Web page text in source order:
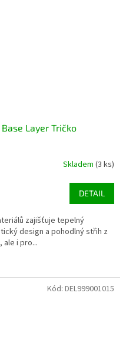
Layer Tričko
Skladem (3 ks)
DETAIL
zajišťuje tepelný
design a pohodlný střih z
ale i pro...
Kód: DEL999001015